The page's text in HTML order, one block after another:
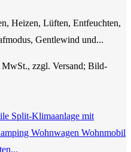
Heizen, Lüften, Entfeuchten,
Gentlewind und...
zzgl. Versand; Bild-